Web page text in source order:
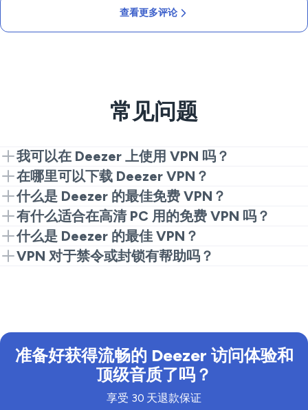
查看更多评论
常见问题
我可以在 Deezer 上使用 VPN 吗？
可以。安装 VeePN，连接到附近的服务器，然后启动
应用。这就是获取私密稳定线路的全部步骤。
在哪里可以下载 Deezer VPN？
从我们的网站或应用商店下载 VeePN，安装后，选择
一个位置，开始聆听最好的音乐。
什么是 Deezer 的最佳免费 VPN？
免费的服务通常会限速，添加上限或跟踪数据。为了找
到可靠的匹配项，像 VeePN 这样的付费选项是更安全
的选择。
有什么适合在高清 PC 用的免费 VPN 吗？
大多数免费桌面应用在高峰时段会遇到问题，并可能记
录活动。VeePN 让您的 PC 会话加密且一致。
什么是 Deezer 的最佳 VPN？
寻找快速的协议、大量的服务器和明晰的无日志政策。
VPN 对于禁令或封锁有帮助吗？
准备好获得流畅的 Deezer 访问体验和
顶级音质了吗？
享受 30 天退款保证